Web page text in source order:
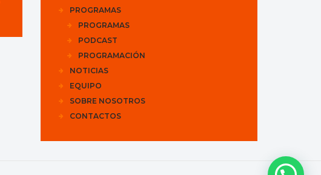
PROGRAMAS
PROGRAMAS
PODCAST
PROGRAMACIÓN
NOTICIAS
EQUIPO
SOBRE NOSOTROS
CONTACTOS